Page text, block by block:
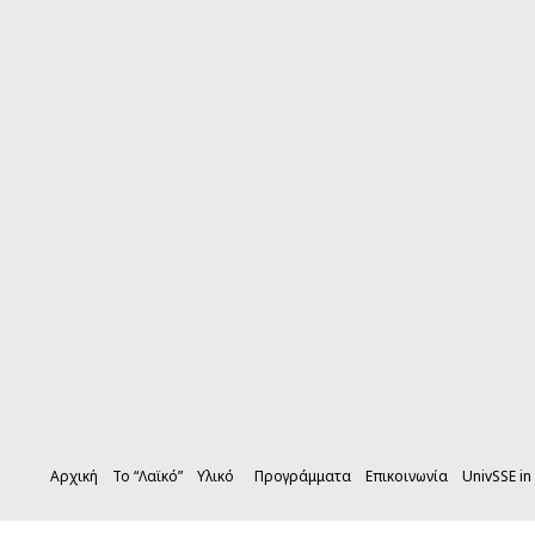
Αρχική Το “Λαϊκό” Υλικό Προγράμματα Επικοινωνία UnivSSE